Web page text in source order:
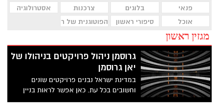
פנאי בלוגים צרכנות
אסטרולוגיה
אוכל
סיפורי ראשון הפוטוגנית של ראשון לציון
מגזין ראשון
גרוסמן ניהול פרויקטים בניהולו של
יאן גרוסמן
במדינת ישראל נבנים פרויקטים שונים
וחשובים בכל עת. כאן אפשר לראות בניין
המיועד להריסה ושם ניתן להבחין בפרויקט